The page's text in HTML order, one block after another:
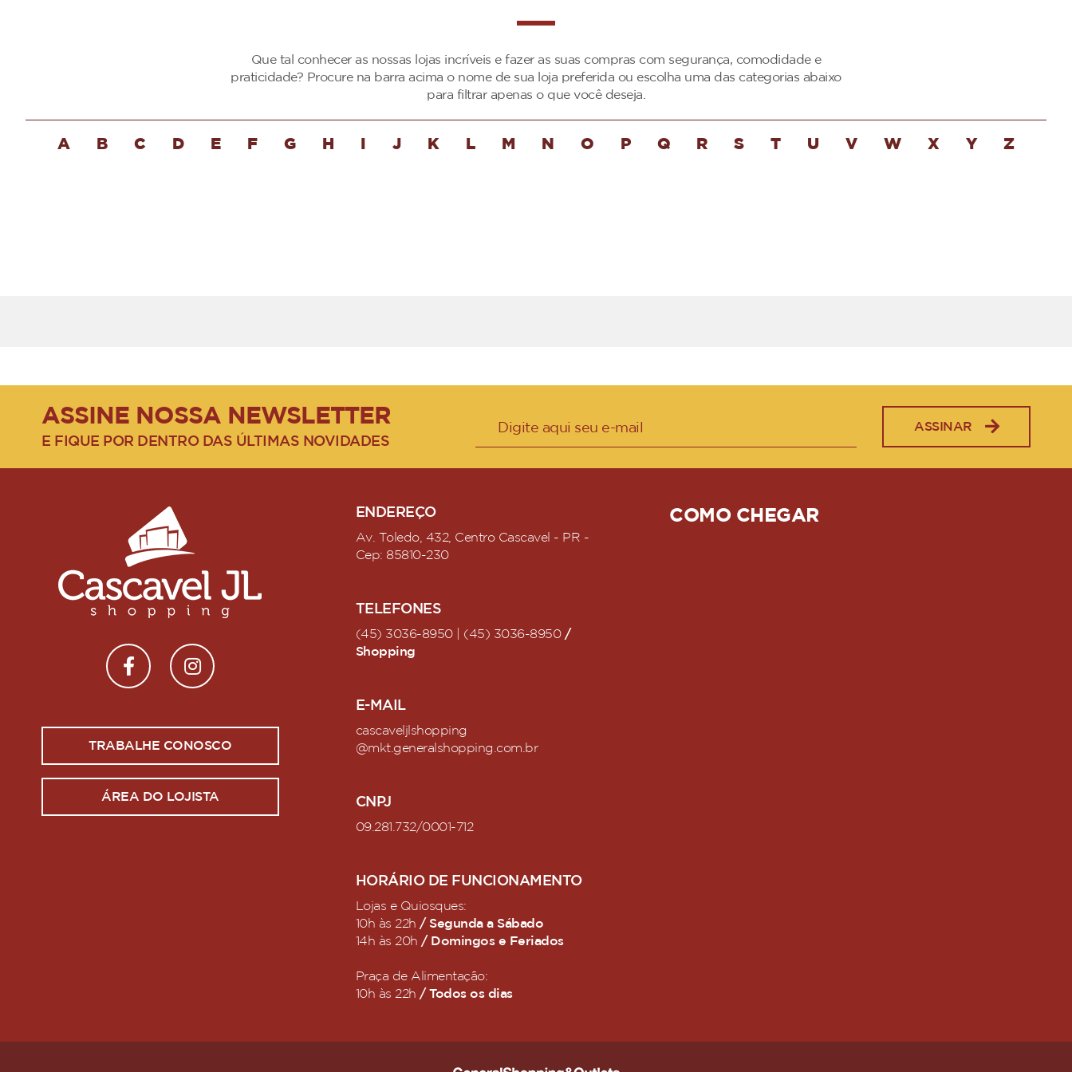
Que tal conhecer as nossas lojas incríveis e fazer as suas compras com segurança, comodidade e
praticidade? Procure na barra acima o nome de sua loja preferida ou escolha uma das categorias abaixo
para filtrar apenas o que você deseja.
A B C D E F G H J K L M N O P Q R S T U V W X Y Z
ASSINE NOSSA NEWSLETTER
E FIQUE POR DENTRO DAS ÚLTIMAS NOVIDADES
ASSINAR
TRABALHE CONOSCO
ÁREA DO LOJISTA
ENDEREÇO
Av. Toledo, 432, Centro Cascavel - PR -
Cep: 85810-230
TELEFONES
(45) 3036-8950 | (45) 3036-8950/
Shopping
E-MAIL
cascaveljlshopping
@mkt.generalshopping.com.br
CNPJ
09.281.732/0001-712
HORÁRIO DE FUNCIONAMENTO
Lojas e Quiosques:
10h às 22h/ Segunda a Sábado
14h às 20h/ Domingos e Feriados
Praça de Alimentação:
10h às 22h/ Todos os dias
COMO CHEGAR